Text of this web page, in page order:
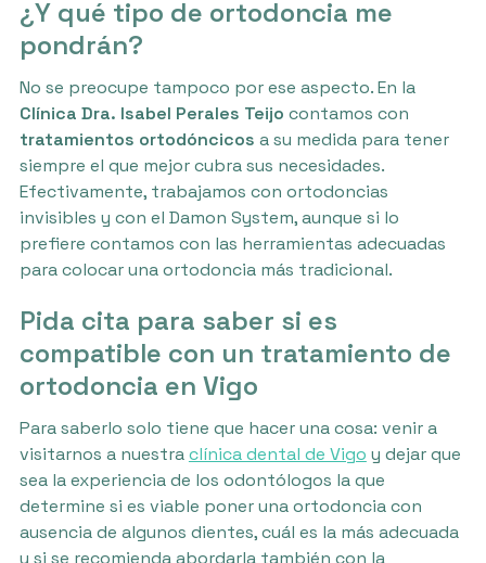
¿Y qué tipo de ortodoncia me
pondrán?
No se preocupe tampoco por ese aspecto. En la
Clínica Dra. Isabel Perales Teijo contamos con
tratamientos ortodóncicos a su medida para tener
siempre el que mejor cubra sus necesidades.
Efectivamente, trabajamos con ortodoncias
invisibles y con el Damon System, aunque si lo
prefiere contamos con las herramientas adecuadas
para colocar una ortodoncia más tradicional.
Pida cita para saber si es
compatible con un tratamiento de
ortodoncia en Vigo
Para saberlo solo tiene que hacer una cosa: venir a
visitarnos a nuestraclínica dental de Vigo y dejar que
sea la experiencia de los odontólogos la que
determine si es viable poner una ortodoncia con
ausencia de algunos dientes, cuál es la más adecuada